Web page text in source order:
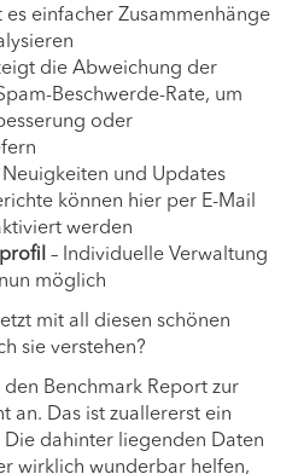
einfacher Zusammenhänge
die Abweichung der
Beschwerde-Rate, um
oder
und Updates
können hier per E-Mail
werden
– Individuelle Verwaltung
möglich
mit all diesen schönen
sie verstehen?
Benchmark Report zur
an. Das ist zuallererst ein
dahinter liegenden Daten
wirklich wunderbar helfen,